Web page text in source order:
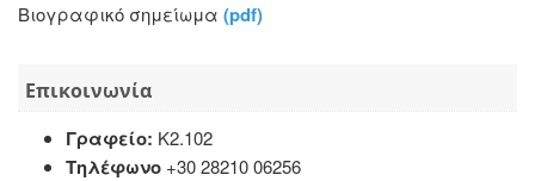
Βιογραφικό σημείωμα (pdf)
Επικοινωνία
Γραφείο: Κ2.102
Τηλέφωνο +30 28210 06256